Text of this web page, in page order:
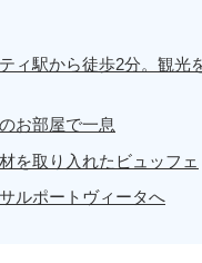
ィ駅から徒歩2分。観光
お部屋で一息
を取り入れたビュッフェ
ルポートヴィータへ